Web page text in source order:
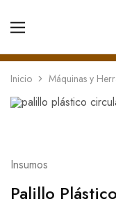
Inicio Máquinas y
Insumos
Palillo